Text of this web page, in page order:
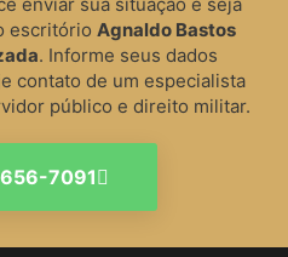
escritório Agnaldo Bastos
. Informe seus dados
contato de um especialista
público e direito militar.
7091